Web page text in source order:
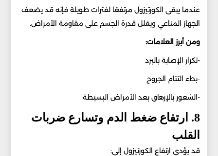
عندما يبقى الكورتيزول مرتفعًا لفترات طويلة فإنه قد يضعف
الجهاز المناعي ويقلل قدرة الجسم على مقاومة الأمراض.
ومن أبرز العلامات:
-تكرار الإصابة بالبرد
-بطء التئام الجروح
-الشعور بالإرهاق بعد الأمراض البسيطة
8. ارتفاع ضغط الدم وتسارع ضربات
القلب
قد يؤدي ارتفاع الكورتيزول إلى: